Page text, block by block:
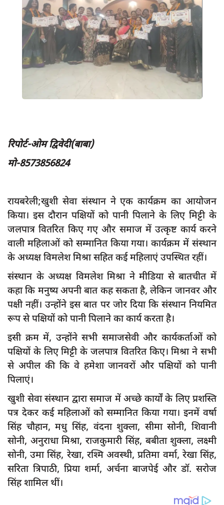
App verify
समस्या
Covid-19
अपराध
साक्षात्कार
सामाजिक
latest
प्रशासनिक
दुर्घटना
editors-pick
Login
Register
English
​रिपोर्ट-ओम द्विवेदी(बाबा)
मो-8573856824
रायबरेली;खुशी सेवा संस्थान ने एक कार्यक्रम का आयोजन
किया। इस दौरान पक्षियों को पानी पिलाने के लिए मिट्टी के
जलपात्र वितरित किए गए और समाज में उत्कृष्ट कार्य करने
वाली महिलाओं को सम्मानित किया गया। कार्यक्रम में संस्थान
के अध्यक्ष विमलेश मिश्रा सहित कई महिलाएं उपस्थित रहीं।
संस्थान के अध्यक्ष विमलेश मिश्रा ने मीडिया से बातचीत में
कहा कि मनुष्य अपनी बात कह सकता है, लेकिन जानवर और
पक्षी नहीं। उन्होंने इस बात पर जोर दिया कि संस्थान नियमित
रूप से पक्षियों को पानी पिलाने का कार्य करता है।
इसी क्रम में, उन्होंने सभी समाजसेवी और कार्यकर्ताओं को
पक्षियों के लिए मिट्टी के जलपात्र वितरित किए। मिश्रा ने सभी
से अपील की कि वे हमेशा जानवरों और पक्षियों को पानी
पिलाएं।
खुशी सेवा संस्थान द्वारा समाज में अच्छे कार्यों के लिए प्रशस्ति
पत्र देकर कई महिलाओं को सम्मानित किया गया। इनमें वर्षा
सिंह चौहान, मधु सिंह, वंदना शुक्ला, सीमा सोनी, शिवानी
सोनी, अनुराधा मिश्रा, राजकुमारी सिंह, बबीता शुक्ला, लक्ष्मी
सोनी, उमा सिंह, रेखा, रश्मि अवस्थी, प्रतिमा वर्मा, रेखा सिंह,
सरिता त्रिपाठी, प्रिया शर्मा, अर्चना बाजपेई और डॉ. सरोज
सिंह शामिल थीं।